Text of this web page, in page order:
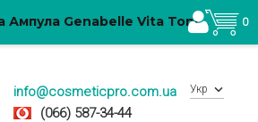
info@cosmeticpro.com.ua
(066) 587-34-44
Укр
0
Віта Тонізуюча Ампула Genabelle Vita Toning Ampoule PDRN купити в Україні